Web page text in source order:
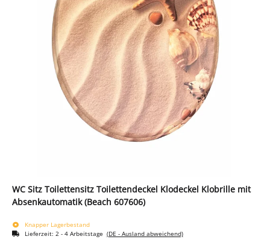
WC Sitz Toilettensitz Toilettendeckel Klodeckel Klobrille mit
Absenkautomatik (Beach 607606)
Knapper Lagerbestand
Lieferzeit: 2 - 4 Arbeitstage (DE - Ausland abweichend)